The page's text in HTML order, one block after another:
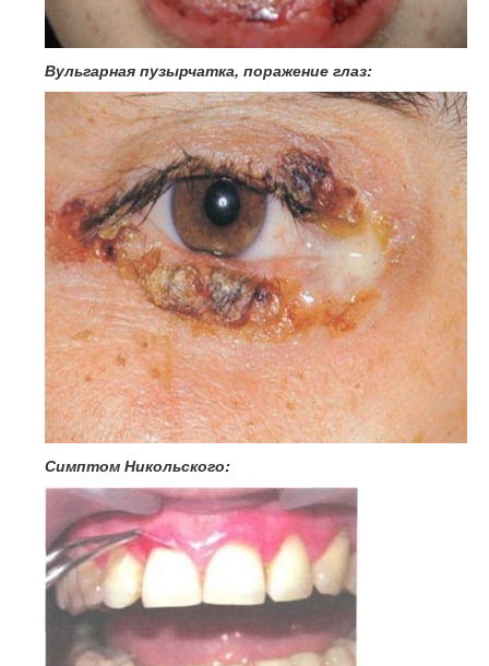
Вульгарная пузырчатка, поражение глаз:
Симптом Никольского: